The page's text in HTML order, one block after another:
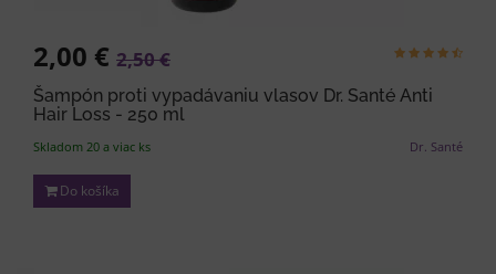
2,00 € 2,50 €
Šampón proti vypadávaniu vlasov Dr. Santé Anti
Hair Loss - 250 ml
Dr. Santé
Skladom 20 a viac ks
Do košíka